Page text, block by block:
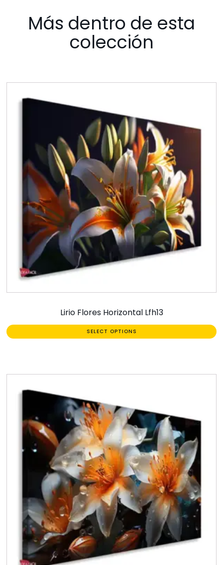
Más dentro de esta
colección
Lirio Flores Horizontal Lfh13
SELECT OPTIONS